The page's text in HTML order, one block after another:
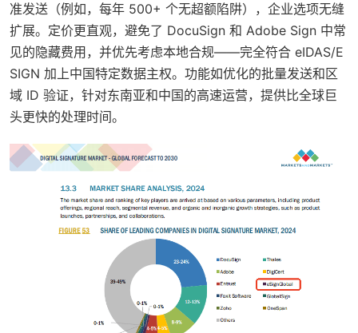
准发送（例如，每年 500+ 个无超额陷阱），企业选项无缝
扩展。定价更直观，避免了 DocuSign 和 Adobe Sign 中常
见的隐藏费用，并优先考虑本地合规——完全符合 eIDAS/E
SIGN 加上中国特定数据主权。功能如优化的批量发送和区
域 ID 验证，针对东南亚和中国的高速运营，提供比全球巨
头更快的处理时间。